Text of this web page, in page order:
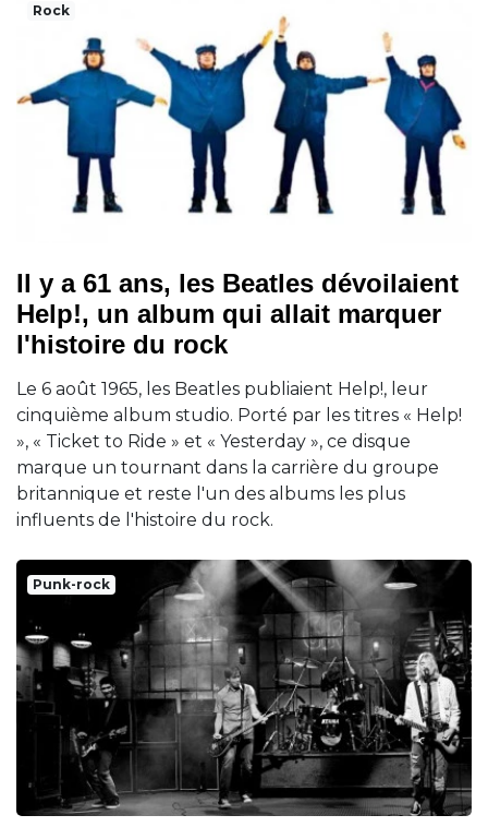
Rock
Il y a 61 ans, les Beatles dévoilaient
Help!, un album qui allait marquer
l'histoire du rock
Le 6 août 1965, les Beatles publiaient Help!, leur
cinquième album studio. Porté par les titres « Help!
», « Ticket to Ride » et « Yesterday », ce disque
marque un tournant dans la carrière du groupe
britannique et reste l'un des albums les plus
influents de l'histoire du rock.
Punk-rock